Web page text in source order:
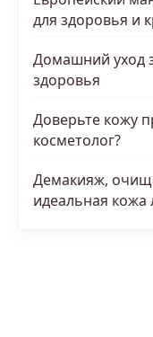
для здоровья и
Домашний уход
здоровья
Доверьте кожу
косметолог?
Демакияж,
идеальная кожа